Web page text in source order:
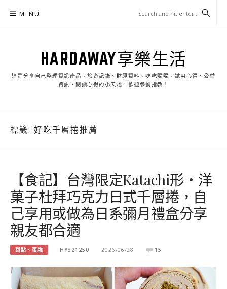
MENU
HARDAWAY享樂生活
這是分享自己整理資訊產品、旅遊記錄、財經資料、吃吃喝喝、試用心得、公益
資訊、閱讀心得的小天地，歡迎參觀指教！
標籤: 好吃千層捲推薦
【食記】台灣限定Katachi形‧洋
菓子杜拜巧克力日式千層捲，自
己享用或做為日系彌月禮盒分享
親友都合適
甜點、蛋糕 HY321250 2026-06-28 15